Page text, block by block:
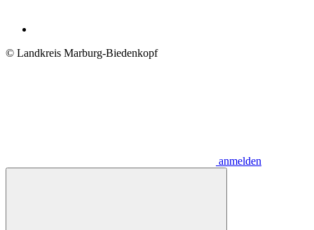
© Landkreis Marburg-Biedenkopf
anmelden